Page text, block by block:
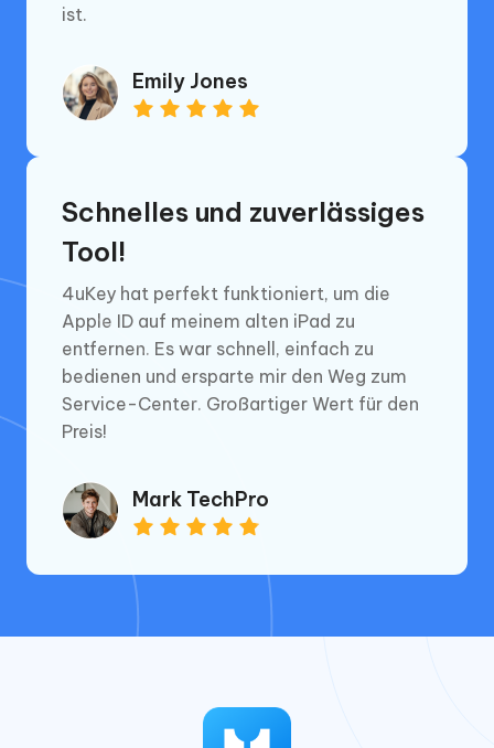
ist.
Emily Jones
Schnelles und zuverlässiges
Tool!
4uKey hat perfekt funktioniert, um die
Apple ID auf meinem alten iPad zu
entfernen. Es war schnell, einfach zu
bedienen und ersparte mir den Weg zum
Service-Center. Großartiger Wert für den
Preis!
Mark TechPro